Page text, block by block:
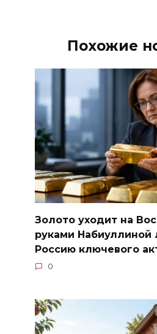
Похожие
Золото уходит на
руками Набиуллиной
Россию ключевого
0